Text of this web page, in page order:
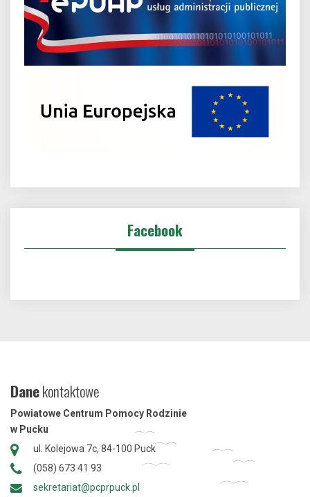
Facebook
Danekontaktowe
Powiatowe Centrum Pomocy Rodzinie
w Pucku
ul. Kolejowa 7c, 84-100 Puck
(058) 673 41 93
sekretariat@pcprpuck.pl